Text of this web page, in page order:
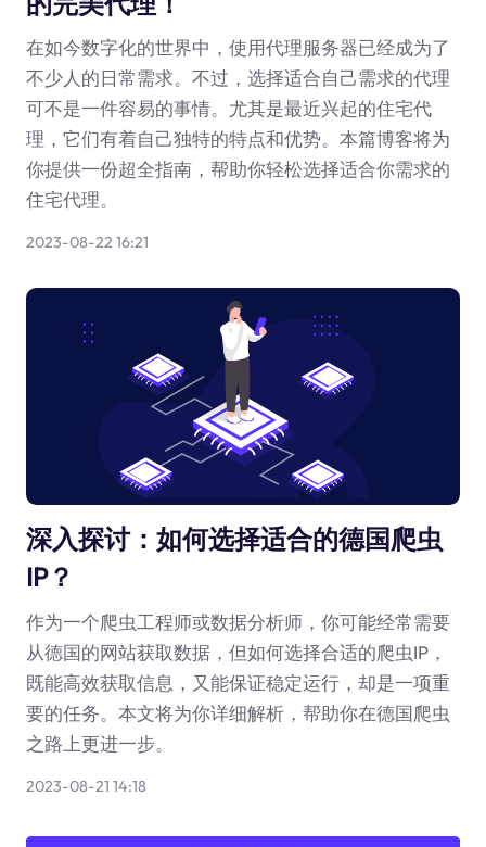
在如今数字化的世界中，使用代理服务器已经成为了
不少人的日常需求。不过，选择适合自己需求的代理
可不是一件容易的事情。尤其是最近兴起的住宅代
理，它们有着自己独特的特点和优势。本篇博客将为
你提供一份超全指南，帮助你轻松选择适合你需求的
住宅代理。
2023-08-22 16:21
深入探讨：如何选择适合的德国爬虫
IP？
作为一个爬虫工程师或数据分析师，你可能经常需要
从德国的网站获取数据，但如何选择合适的爬虫IP，
既能高效获取信息，又能保证稳定运行，却是一项重
要的任务。本文将为你详细解析，帮助你在德国爬虫
之路上更进一步。
2023-08-21 14:18